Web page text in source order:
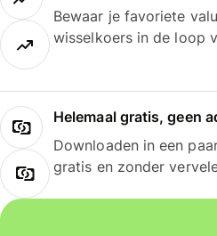
Bewaar je favoriete
wisselkoers in de loop
Helemaal gratis, geen
Downloaden in een
gratis en zonder